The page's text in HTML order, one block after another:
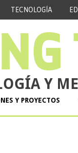
TECNOLOGÍA
Y
Y PROYECTOS